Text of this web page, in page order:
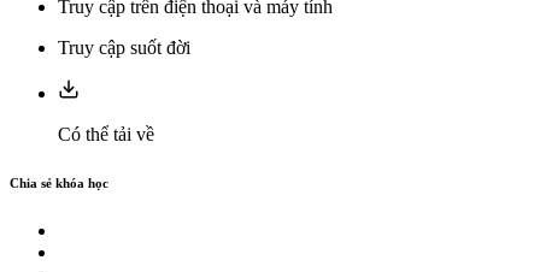
Truy cập trên điện thoại và máy tính
Truy cập suốt đời
Có thể tải về
Chia sẻ khóa học